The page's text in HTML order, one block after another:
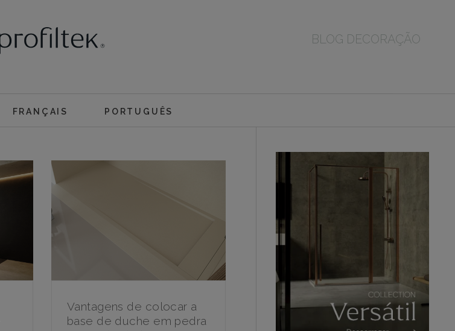
BLOG DECORAÇÃO
FRANÇAIS PORTUGUÊS
Vantagens de colocar a
base de duche em pedra